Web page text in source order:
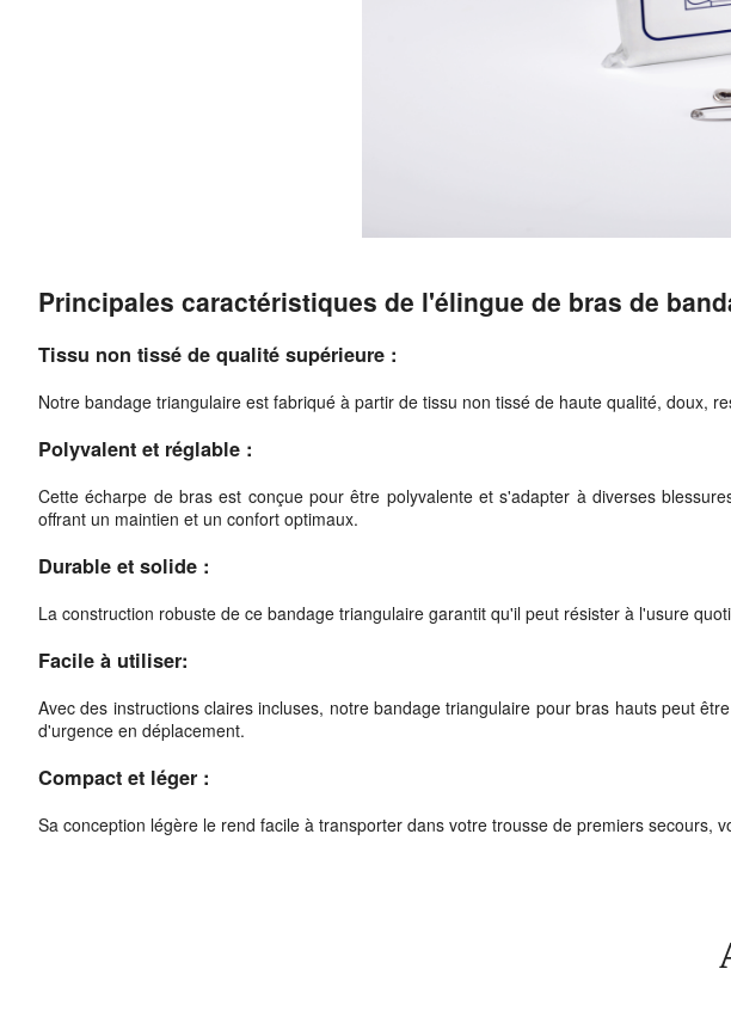
Principales caractéristiques de l'élingue de bras de
Tissu non tissé de qualité supérieure :
Notre bandage triangulaire est fabriqué à partir de tissu non tissé de haute qualité, doux,
Polyvalent et réglable :
Cette écharpe de bras est conçue pour être polyvalente et s'adapter à diverses
offrant un maintien et un confort optimaux.
Durable et solide :
La construction robuste de ce bandage triangulaire garantit qu'il peut résister à l'usure
Facile à utiliser:
Avec des instructions claires incluses, notre bandage triangulaire pour bras hauts peut
d'urgence en déplacement.
Compact et léger :
Sa conception légère le rend facile à transporter dans votre trousse de premiers